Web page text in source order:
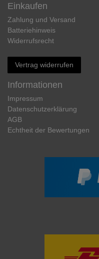
Einkaufen
Zahlung und Versand
Batteriehinweis
Widerrufs­recht
Vertrag widerrufen
Informationen
Impressum
Daten­schutz­erklärung
AGB
Echtheit der Bewertungen